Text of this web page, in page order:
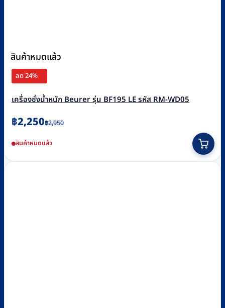
สินค้าหมดแล้ว
ลด 24%
เครื่องชั่งน้ำหนัก Beurer รุ่น BF195 LE รหัส RM-WD05
฿2,950
Original
was:
฿2,950.
฿2,250
Current
is:
฿2,250.
สินค้าหมดแล้ว